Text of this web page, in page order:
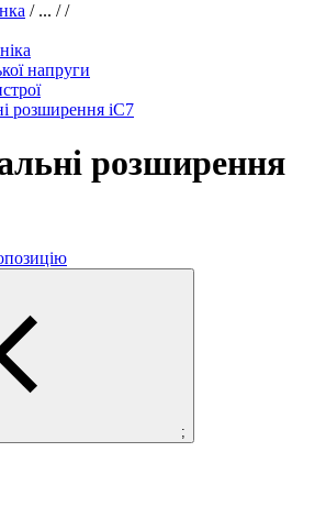
/... / /
напруги
розширення iC7
розширення
;